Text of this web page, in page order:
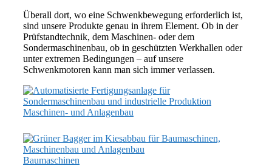
Überall dort, wo eine Schwenkbewegung erforderlich ist,
sind unsere Produkte genau in ihrem Element. Ob in der
Prüfstandtechnik, dem Maschinen- oder dem
Sondermaschinenbau, ob in geschützten Werkhallen oder
unter extremen Bedingungen – auf unsere
Schwenkmotoren kann man sich immer verlassen.
Maschinen- und Anlagenbau
Baumaschinen